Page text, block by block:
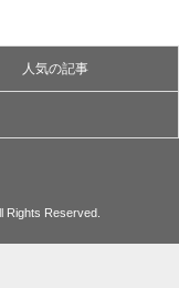
人気の記事
Rights Reserved.